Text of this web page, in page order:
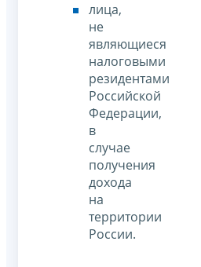
лица,
не
являющиеся
налоговыми
резидентами
Российской
Федерации,
в
случае
получения
дохода
на
территории
России.